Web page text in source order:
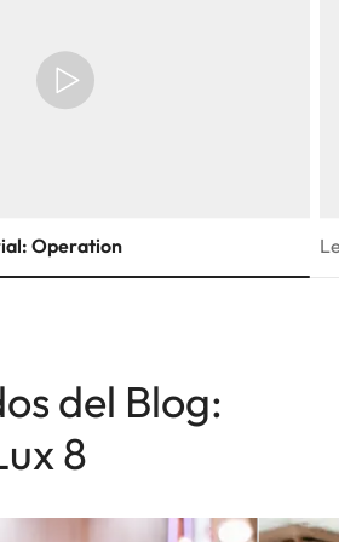
Operation
del Blog:
8